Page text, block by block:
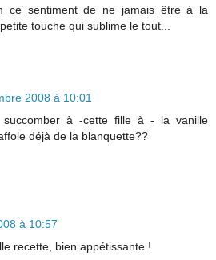
ce sentiment de ne jamais être à la
touche qui sublime le tout...
2008 à 10:01
succomber à -cette fille à - la vanille
déjà de la blanquette??
à 10:57
recette, bien appétissante !